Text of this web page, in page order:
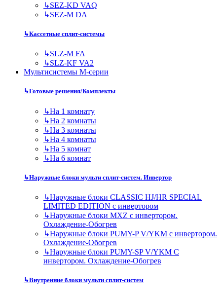
↳SEZ-KD VAQ
↳SEZ-M DA
↳Кассетные сплит-системы
↳SLZ-M FA
↳SLZ-KF VA2
Мультисистемы M-серии
↳Готовые решения/Комплекты
↳На 1 комнату
↳На 2 комнаты
↳На 3 комнаты
↳На 4 комнаты
↳На 5 комнат
↳На 6 комнат
↳Наружные блоки мульти сплит-систем. Инвертор
↳Наружные блоки CLASSIC HJ/HR SPECIAL
LIMITED EDITION с инвертором
↳Наружные блоки MXZ с инвертором.
Охлаждение-Обогрев
↳Наружные блоки PUMY-P V/YKM с инвертором.
Охлаждение-Обогрев
↳Наружные блоки PUMY-SP V/YKM С
инвертором. Охлаждение-Обогрев
↳Внутренние блоки мульти сплит-систем